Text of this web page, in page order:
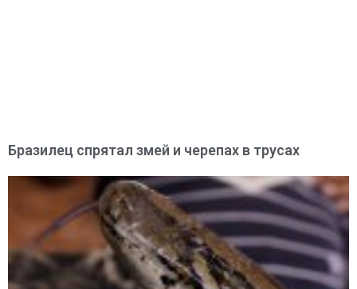
Бразилец спрятал змей и черепах в трусах